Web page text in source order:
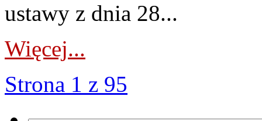
ustawy z dnia 28...
Więcej...
Strona 1 z 95